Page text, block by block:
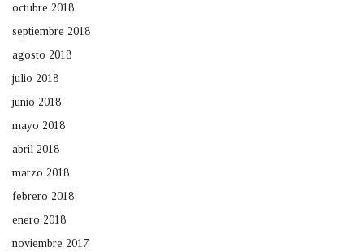
octubre 2018
septiembre 2018
agosto 2018
julio 2018
junio 2018
mayo 2018
abril 2018
marzo 2018
febrero 2018
enero 2018
noviembre 2017